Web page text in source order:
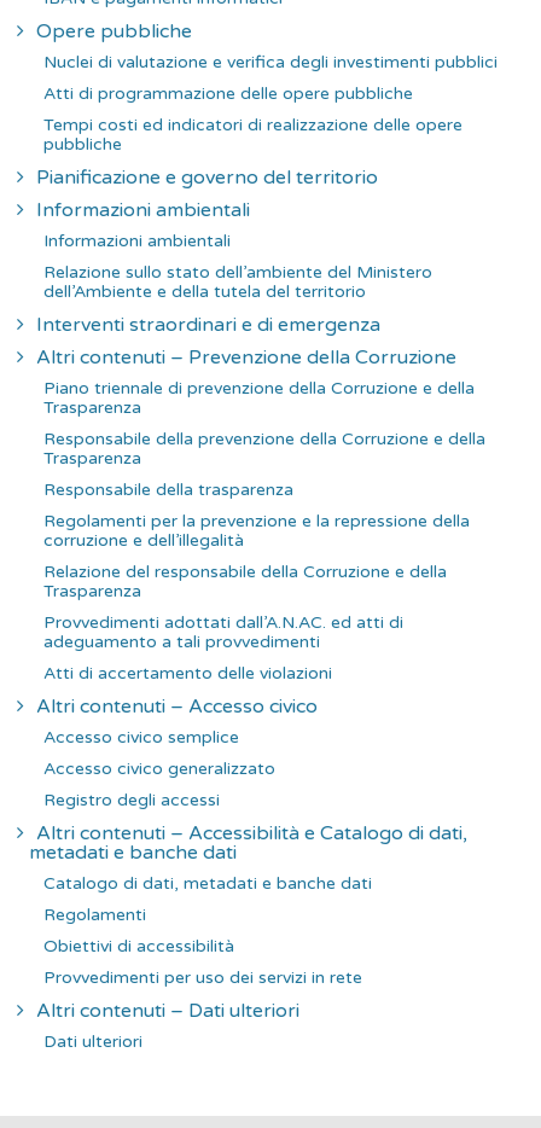
Opere pubbliche
Nuclei di valutazione e verifica degli investimenti pubblici
Atti di programmazione delle opere pubbliche
Tempi costi ed indicatori di realizzazione delle opere
pubbliche
Pianificazione e governo del territorio
Informazioni ambientali
Informazioni ambientali
Relazione sullo stato dell’ambiente del Ministero
dell’Ambiente e della tutela del territorio
Interventi straordinari e di emergenza
Altri contenuti – Prevenzione della Corruzione
Piano triennale di prevenzione della Corruzione e della
Trasparenza
Responsabile della prevenzione della Corruzione e della
Trasparenza
Responsabile della trasparenza
Regolamenti per la prevenzione e la repressione della
corruzione e dell’illegalità
Relazione del responsabile della Corruzione e della
Trasparenza
Provvedimenti adottati dall’A.N.AC. ed atti di
adeguamento a tali provvedimenti
Atti di accertamento delle violazioni
Altri contenuti – Accesso civico
Accesso civico semplice
Accesso civico generalizzato
Registro degli accessi
Altri contenuti – Accessibilità e Catalogo di dati,
metadati e banche dati
Catalogo di dati, metadati e banche dati
Regolamenti
Obiettivi di accessibilità
Provvedimenti per uso dei servizi in rete
Altri contenuti – Dati ulteriori
Dati ulteriori